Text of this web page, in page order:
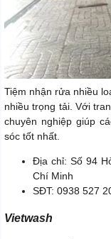
Tiệm nhận rửa nhiều
nhiều trọng tải. Với
chuyên nghiệp giúp
sóc tốt nhất.
Địa chỉ: Số 94
Chí Minh
SĐT: 0938 527
Vietwash